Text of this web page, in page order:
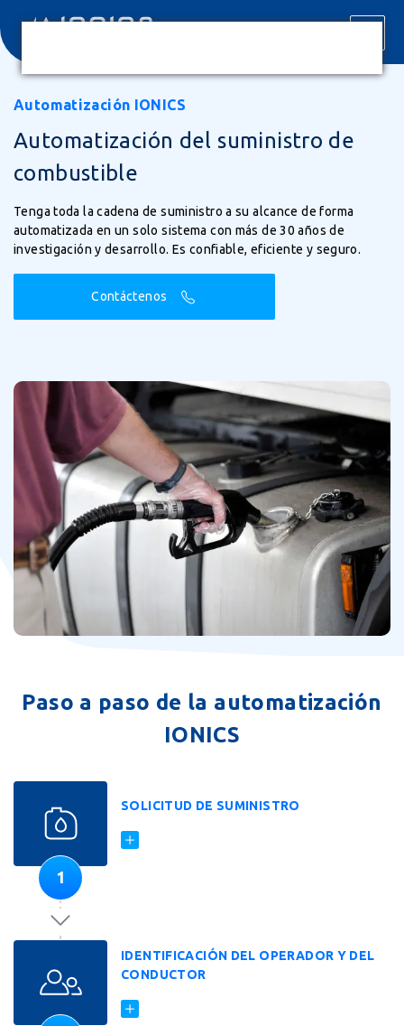
Automatización IONICS
Automatización del suministro de
combustible
Tenga toda la cadena de suministro a su alcance de forma
automatizada en un solo sistema con más de 30 años de
investigación y desarrollo. Es confiable, eficiente y seguro.
Contáctenos
Paso a paso de la automatización
IONICS
1
SOLICITUD DE SUMINISTRO
IDENTIFICACIÓN DEL OPERADOR Y DEL
CONDUCTOR